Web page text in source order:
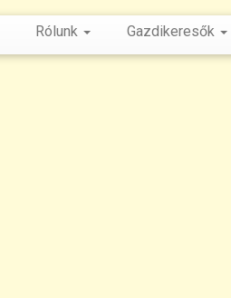
Rólunk Gazdikeresők